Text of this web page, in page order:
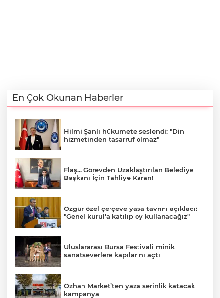
En Çok Okunan Haberler
Hilmi Şanlı hükumete seslendi: "Din
hizmetinden tasarruf olmaz"
Flaş... Görevden Uzaklaştırılan Belediye
Başkanı İçin Tahliye Kararı!
Özgür özel çerçeve yasa tavrını açıkladı:
"Genel kurul'a katılıp oy kullanacağız"
Uluslararası Bursa Festivali minik
sanatseverlere kapılarını açtı
Özhan Market’ten yaza serinlik katacak
kampanya